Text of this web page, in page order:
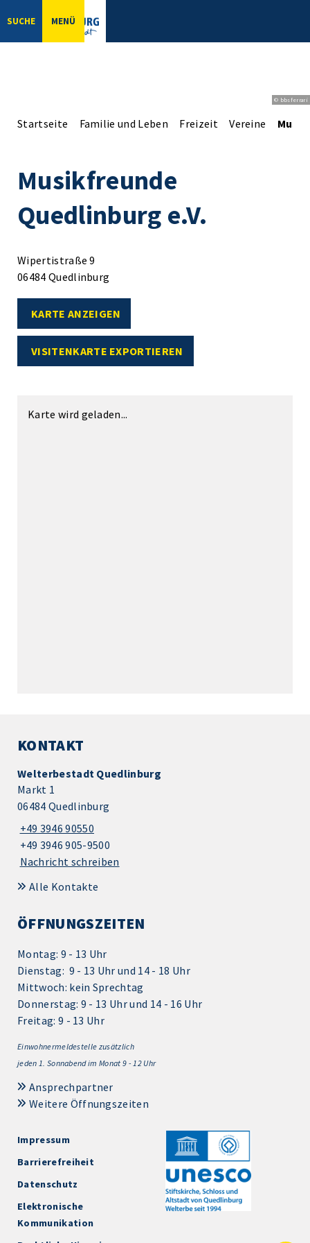
SUCHE MENÜ
© bbsferrari
Startseite Familie und Leben Freizeit Vereine
Musikfreunde
Quedlinburg e.V.
Wipertistraße 9
06484 Quedlinburg
KARTE ANZEIGEN
VISITENKARTE EXPORTIEREN
Karte wird geladen...
KONTAKT
Welterbestadt Quedlinburg
Markt 1
06484 Quedlinburg
+49 3946 90550
+49 3946 905-9500
Nachricht schreiben
Alle Kontakte
ÖFFNUNGSZEITEN
Montag: 9 - 13 Uhr
Dienstag: 9 - 13 Uhr und 14 - 18 Uhr
Mittwoch: kein Sprechtag
Donnerstag: 9 - 13 Uhr und 14 - 16 Uhr
Freitag: 9 - 13 Uhr
Einwohnermeldestelle zusätzlich
jeden 1. Sonnabend im Monat 9 - 12 Uhr
Ansprechpartner
Weitere Öffnungszeiten
Impressum
Barrierefreiheit
Datenschutz
Elektronische
Kommunikation